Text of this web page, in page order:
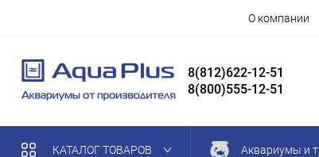
О компании
8(812)622-12-51
8(800)555-12-51
КАТАЛОГ ТОВАРОВ Аквариумы и